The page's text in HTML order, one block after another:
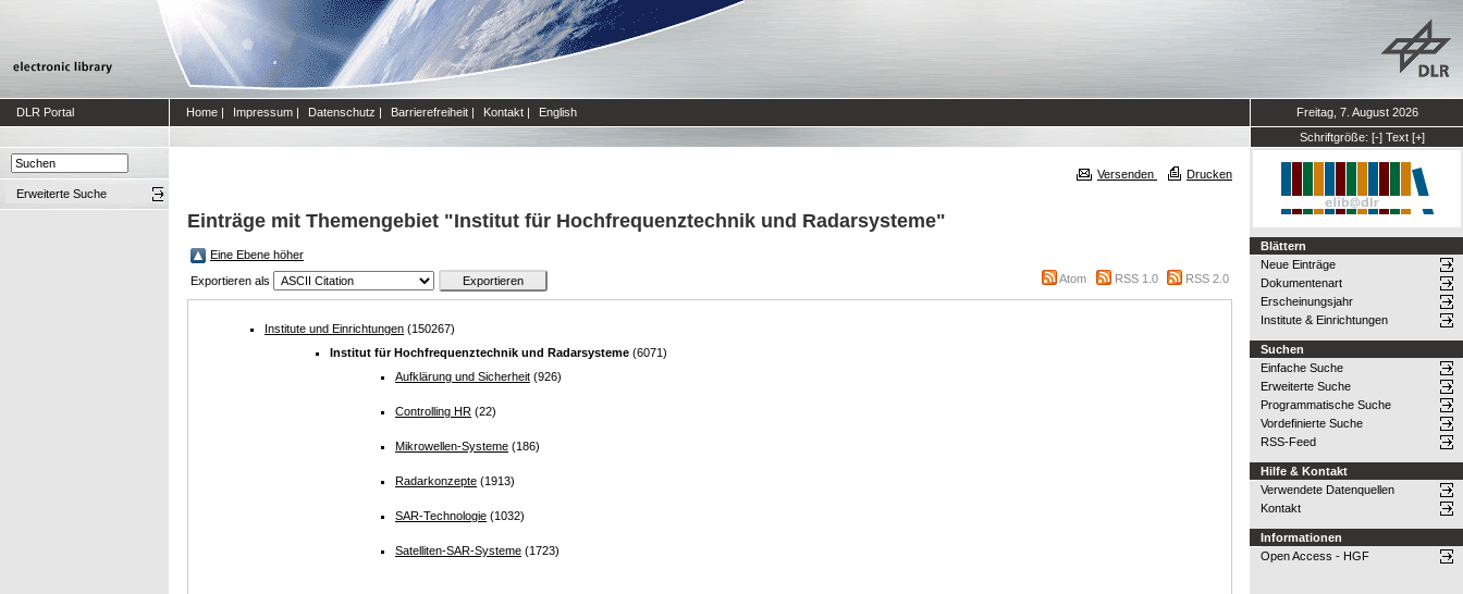
DLR Portal Home | Impressum | Datenschutz | Barrierefreiheit | Kontakt | English
Freitag, 7. August 2026
Schriftgröße: [-] Text [+]
Erweiterte Suche
Versenden Drucken
Einträge mit Themengebiet "Institut für Hochfrequenztechnik und Radarsysteme"
Eine Ebene höher
Exportieren als
Atom RSS 1.0 RSS 2.0
Institute und Einrichtungen (150267)
Institut für Hochfrequenztechnik und Radarsysteme (6071)
Aufklärung und Sicherheit (926)
Controlling HR (22)
Mikrowellen-Systeme (186)
Radarkonzepte (1913)
SAR-Technologie (1032)
Satelliten-SAR-Systeme (1723)
Blättern
Neue Einträge
Dokumentenart
Erscheinungsjahr
Institute & Einrichtungen
Suchen
Einfache Suche
Erweiterte Suche
Programmatische Suche
Vordefinierte Suche
RSS-Feed
Hilfe & Kontakt
Verwendete Datenquellen
Kontakt
Informationen
Open Access - HGF